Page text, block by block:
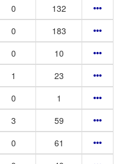
0
132
0
183
0
10
1
23
0
1
3
59
0
61